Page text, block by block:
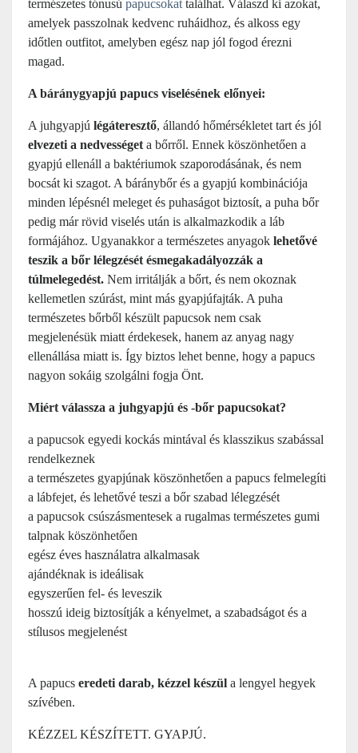
természetes tónusú papucsokat találhat. Válaszd ki azokat,
amelyek passzolnak kedvenc ruháidhoz, és alkoss egy
időtlen outfitot, amelyben egész nap jól fogod érezni
magad.
A báránygyapjú papucs viselésének előnyei:
A juhgyapjú légáteresztő, állandó hőmérsékletet tart és jól
elvezeti a nedvességet a bőrről. Ennek köszönhetően a
gyapjú ellenáll a baktériumok szaporodásának, és nem
bocsát ki szagot. A báránybőr és a gyapjú kombinációja
minden lépésnél meleget és puhaságot biztosít, a puha bőr
pedig már rövid viselés után is alkalmazkodik a láb
formájához. Ugyanakkor a természetes anyagok lehetővé
teszik a bőr lélegzését ésmegakadályozzák a
túlmelegedést. Nem irritálják a bőrt, és nem okoznak
kellemetlen szúrást, mint más gyapjúfajták. A puha
természetes bőrből készült papucsok nem csak
megjelenésük miatt érdekesek, hanem az anyag nagy
ellenállása miatt is. Így biztos lehet benne, hogy a papucs
nagyon sokáig szolgálni fogja Önt.
Miért válassza a juhgyapjú és -bőr papucsokat?
a papucsok egyedi kockás mintával és klasszikus szabással
rendelkeznek
a természetes gyapjúnak köszönhetően a papucs felmelegíti
a lábfejet, és lehetővé teszi a bőr szabad lélegzését
a papucsok csúszásmentesek a rugalmas természetes gumi
talpnak köszönhetően
egész éves használatra alkalmasak
ajándéknak is ideálisak
egyszerűen fel- és leveszik
hosszú ideig biztosítják a kényelmet, a szabadságot és a
stílusos megjelenést
A papucs eredeti darab, kézzel készül a lengyel hegyek
szívében.
KÉZZEL KÉSZÍTETT. GYAPJÚ.